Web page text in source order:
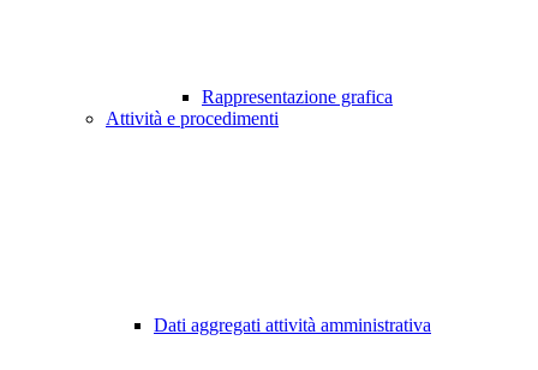
Rappresentazione grafica
Attività e procedimenti
Dati aggregati attività amministrativa